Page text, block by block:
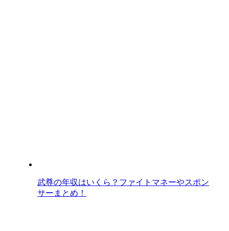
武尊の年収はいくら？ファイトマネーやスポン
サーまとめ！